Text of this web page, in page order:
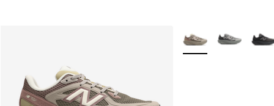
Meer kleuren